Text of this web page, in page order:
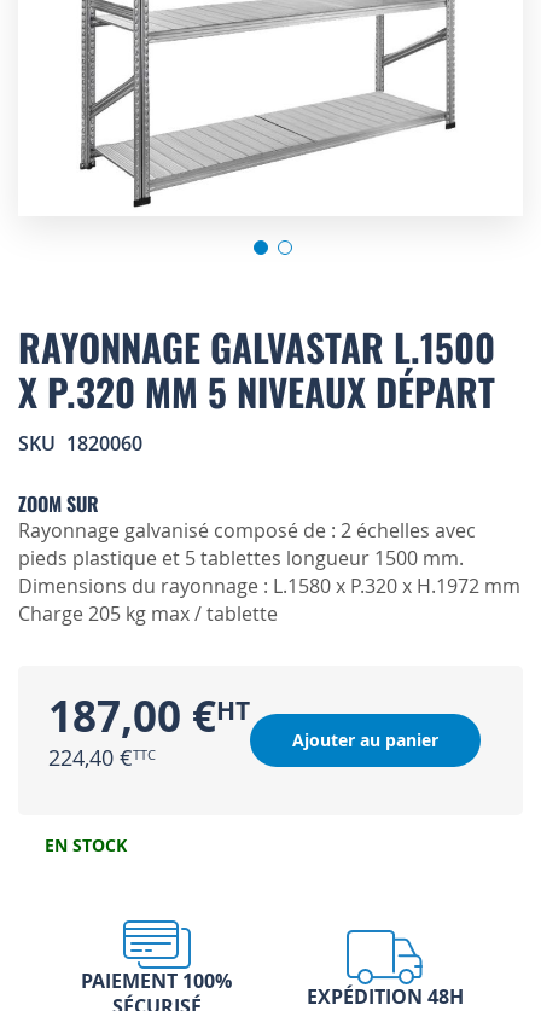
to
the
beginning
of
images
RAYONNAGE GALVASTAR L.1500
X P.320 MM 5 NIVEAUX DÉPART
SKU 1820060
ZOOM SUR
Rayonnage galvanisé composé de : 2 échelles avec
pieds plastique et 5 tablettes longueur 1500 mm.
Dimensions du rayonnage : L.1580 x P.320 x H.1972 mm
Charge 205 kg max / tablette
187,00 €
224,40 €
Ajouter au panier
EN STOCK
PAIEMENT 100%
EXPÉDITION 48H